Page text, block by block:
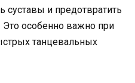
суставы и предотвратить
особенно важно при
танцевальных